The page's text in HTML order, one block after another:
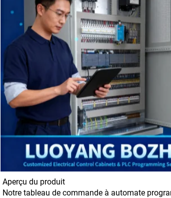
Aperçu du produit
Notre tableau de commande à automate